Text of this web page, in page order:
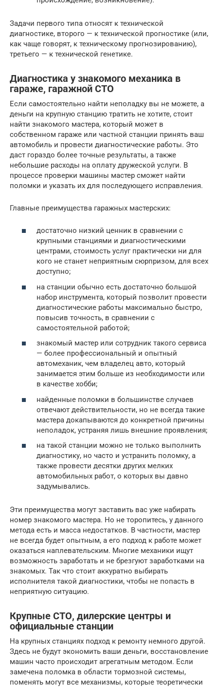
Задачи первого типа относят к технической
диагностике, второго — к технической прогностике (или,
как чаще говорят, к техническому прогнозированию),
третьего — к технической генетике.
Диагностика у знакомого механика в
гараже, гаражной СТО
Если самостоятельно найти неполадку вы не можете, а
деньги на крупную станцию тратить не хотите, стоит
найти знакомого мастера, который может в
собственном гараже или частной станции принять ваш
автомобиль и провести диагностические работы. Это
даст гораздо более точные результаты, а также
небольшие расходы на оплату дружеской услуги. В
процессе проверки машины мастер сможет найти
поломки и указать их для последующего исправления.
Главные преимущества гаражных мастерских:
достаточно низкий ценник в сравнении с
крупными станциями и диагностическими
центрами, стоимость услуг практически ни для
кого не станет неприятным сюрпризом, для всех
доступно;
на станции обычно есть достаточно большой
набор инструмента, который позволит провести
диагностические работы максимально быстро,
повысив точность, в сравнении с
самостоятельной работой;
знакомый мастер или сотрудник такого сервиса
— более профессиональный и опытный
автомеханик, чем владелец авто, который
занимается этим больше из необходимости или
в качестве хобби;
найденные поломки в большинстве случаев
отвечают действительности, но не всегда такие
мастера докапываются до конкретной причины
неполадок, устраняя лишь внешние проявления;
на такой станции можно не только выполнить
диагностику, но часто и устранить поломку, а
также провести десятки других мелких
автомобильных работ, о которых вы давно
задумывались.
Эти преимущества могут заставить вас уже набирать
номер знакомого мастера. Но не торопитесь, у данного
метода есть и масса недостатков. В частности, мастер
не всегда будет опытным, а его подход к работе может
оказаться наплевательским. Многие механики ищут
возможность заработать и не брезгуют заработками на
знакомых. Так что стоит аккуратно выбирать
исполнителя такой диагностики, чтобы не попасть в
неприятную ситуацию.
Крупные СТО, дилерские центры и
официальные станции
На крупных станциях подход к ремонту немного другой.
Здесь не будут экономить ваши деньги, восстановление
машин часто происходит агрегатным методом. Если
замечена поломка в области тормозной системы,
поменять могут все механизмы, которые теоретически